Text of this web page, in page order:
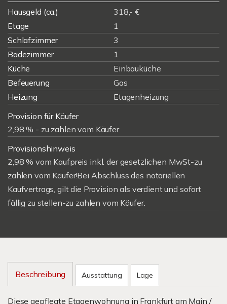
Hausgeld (ca.)
318,- €
Etage
1
Schlafzimmer
3
Badezimmer
1
Küche
Einbauküche
Befeuerung
Gas
Heizung
Etagenheizung
Provision für Käufer
2,98 % - zu zahlen vom Käufer
Provisionshinweis
2,98 % vom Kaufpreis inkl. der gesetzlichen MwSt-zu
zahlen vom Käufer!Bei Abschluss des notariellen
Kaufvertrags, gilt die Provision als verdient und sofort
fällig zu stellen-zu zahlen vom Käufer.
Beschreibung Ausstattung Lage
Diese gepflegte Etagenwohnung in Frankfurt am Main /